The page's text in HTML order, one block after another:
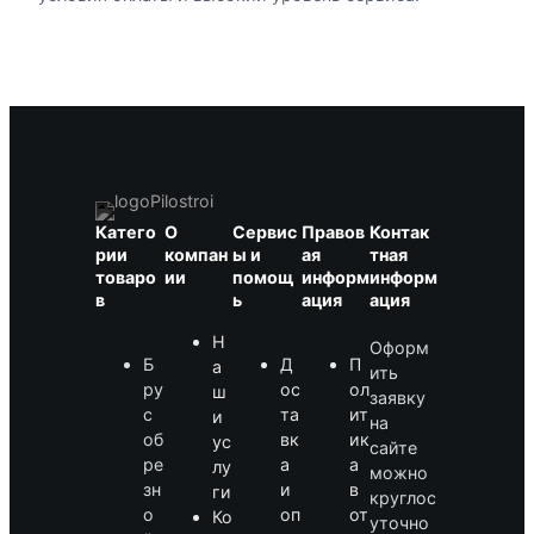
Катего
рии
товаро
в
Б
ру
с
об
ре
зн
о
О
компан
ии
Н
а
ш
и
ус
лу
ги
Ко
Сервис
ы и
помощ
ь
Д
ос
та
вк
а
и
оп
Правов
ая
информ
ация
П
ол
ит
ик
а
в
от
Контак
тная
информ
ация
Оформ
ить
заявку
на
сайте
можно
круглос
уточно